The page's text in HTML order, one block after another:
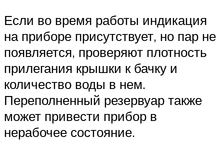
Если во время работы индикация
на приборе присутствует, но пар не
появляется, проверяют плотность
прилегания крышки к бачку и
количество воды в нем.
Переполненный резервуар также
может привести прибор в
нерабочее состояние.